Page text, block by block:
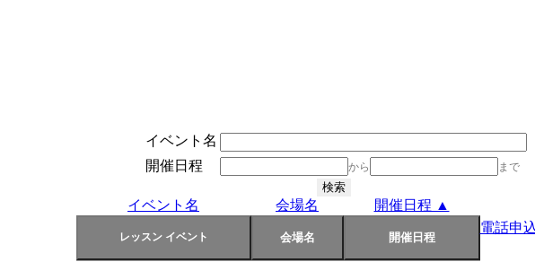
イベント名
開催日程
から まで
イベント名 会場名
開催日程 ▲
電話申